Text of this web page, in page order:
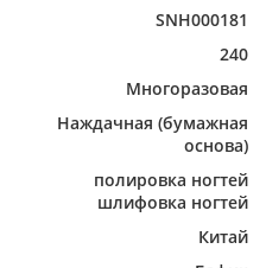
SNH000181
240
Многоразовая
Наждачная (бумажная
основа)
полировка ногтей
шлифовка ногтей
Китай